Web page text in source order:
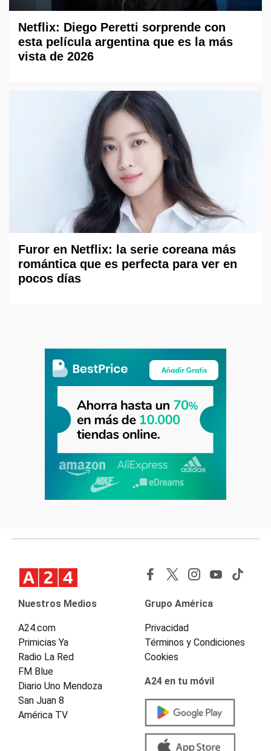
Netflix: Diego Peretti sorprende con
esta película argentina que es la más
vista de 2026
Furor en Netflix: la serie coreana más
romántica que es perfecta para ver en
pocos días
Nuestros Medios
A24.com
Primicias Ya
Radio La Red
FM Blue
Diario Uno Mendoza
San Juan 8
América TV
Grupo América
Privacidad
Términos y Condiciones
Cookies
A24 en tu móvil